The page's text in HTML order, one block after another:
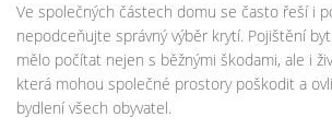
Ve společných částech domu se často řeší i
nepodceňujte správný výběr krytí. Pojištění
mělo počítat nejen s běžnými škodami, ale i
která mohou společné prostory poškodit a
bydlení všech obyvatel.